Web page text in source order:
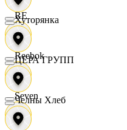
RE
Reebok
Seven
Хуторянка
ЦЕРА ГРУПП
Челны Хлеб